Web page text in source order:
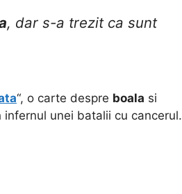
, dar s-a trezit ca sunt
“, o carte despre boala si
infernul unei batalii cu cancerul.